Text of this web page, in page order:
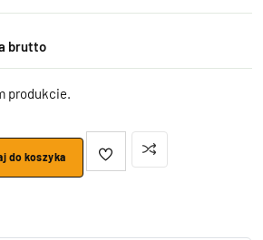
brutto
produkcie.
do koszyka